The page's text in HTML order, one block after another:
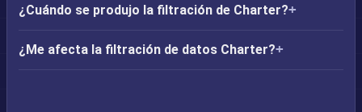
¿Cuándo se produjo la filtración de Charter?
¿Me afecta la filtración de datos Charter?